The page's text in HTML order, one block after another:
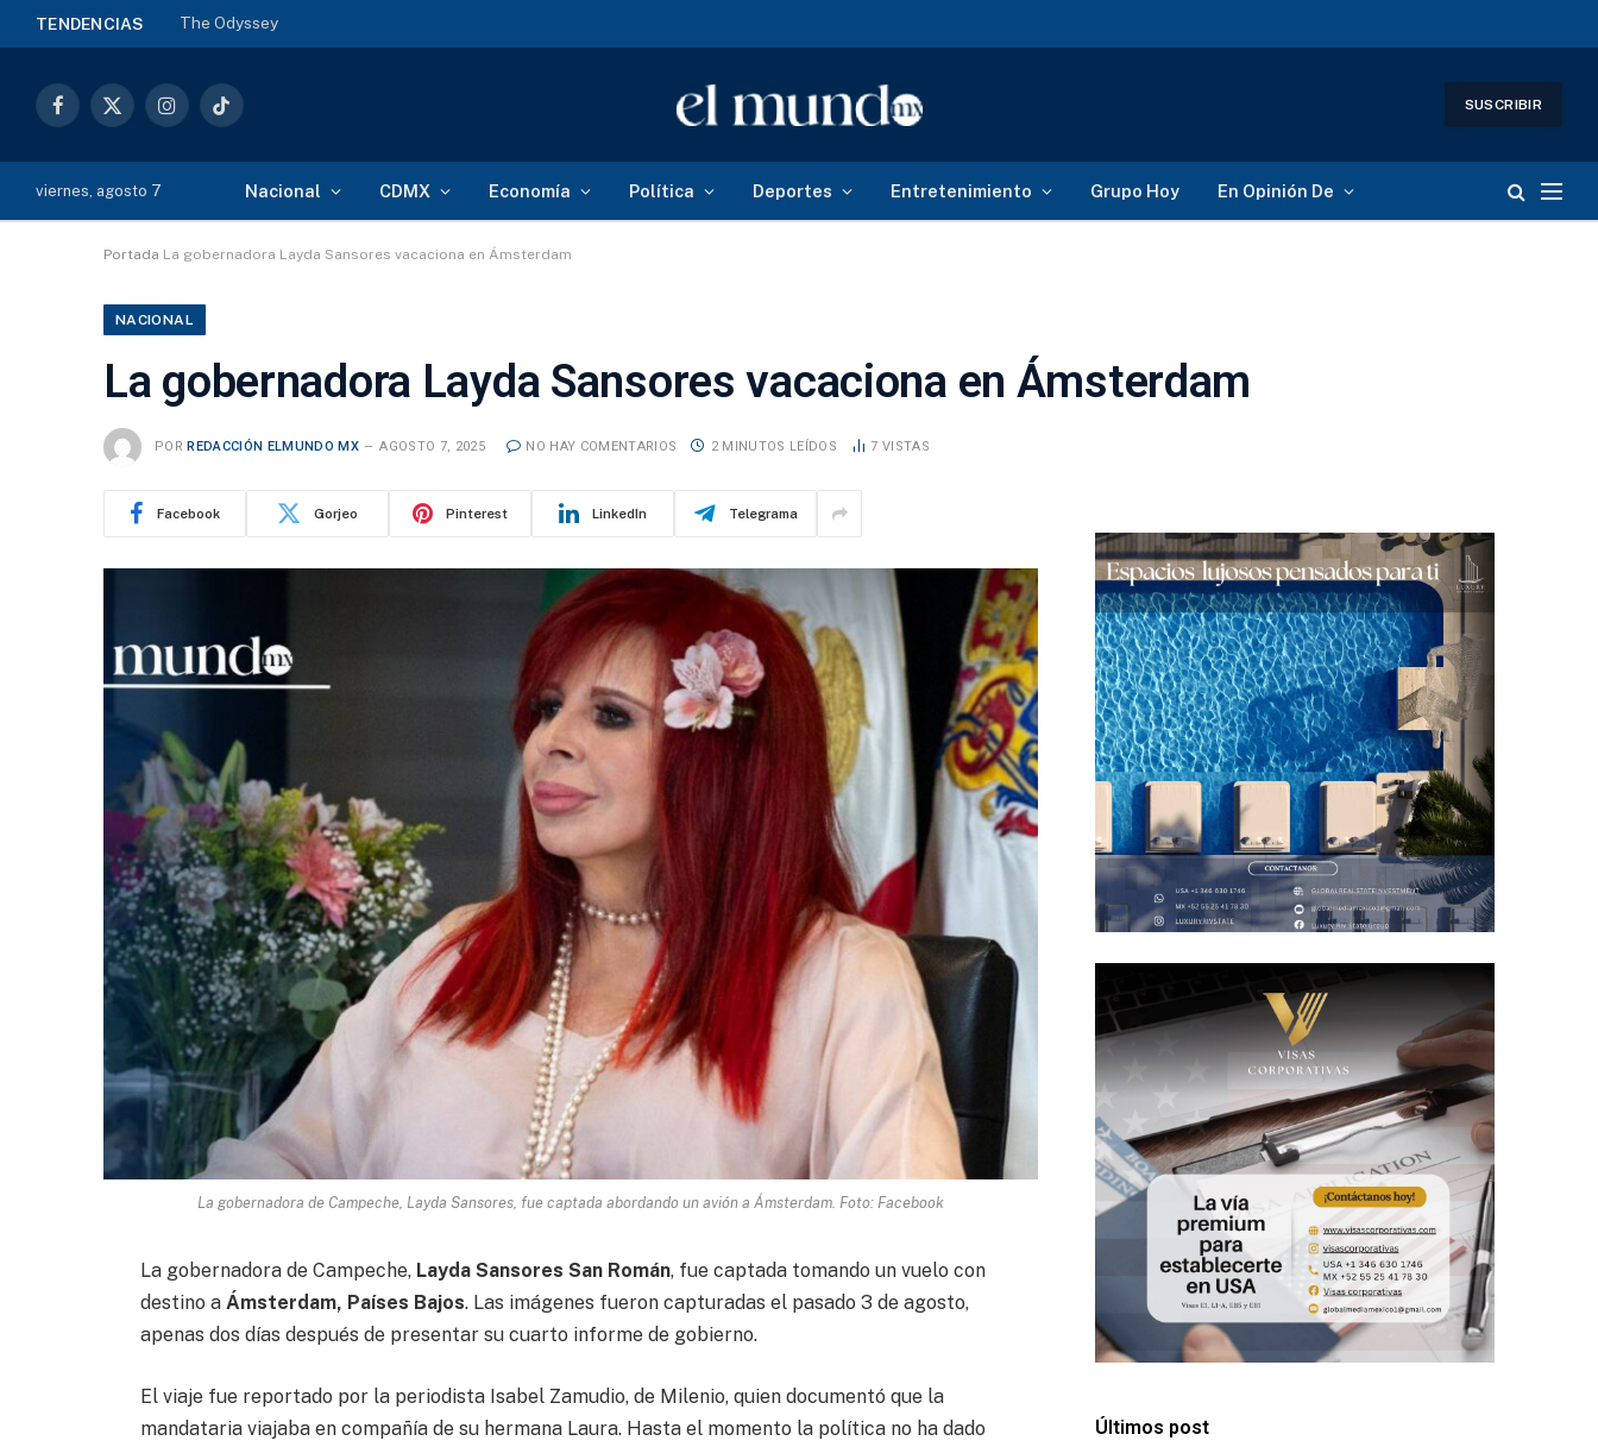
TENDENCIAS The Odyssey
Facebook
X
InstagramTikTok
SUSCRIBIR
viernes, agosto 7 Nacional CDMX Economía Política Deportes Entretenimiento Grupo Hoy En Opinión De
Portada La gobernadora Layda Sansores vacaciona en Ámsterdam
NACIONAL
La gobernadora Layda Sansores vacaciona en Ámsterdam
POR REDACCIÓN ELMUNDO MX AGOSTO 7, 2025 NO HAY COMENTARIOS 2 MINUTOS LEÍDOS 7 VISTAS
Facebook Gorjeo Pinterest LinkedIn Telegrama
La gobernadora de Campeche, Layda Sansores, fue captada abordando un avión a Ámsterdam. Foto: Facebook
La gobernadora de Campeche, Layda Sansores San Román, fue captada tomando un vuelo con
destino a Ámsterdam, Países Bajos. Las imágenes fueron capturadas el pasado 3 de agosto,
apenas dos días después de presentar su cuarto informe de gobierno.
El viaje fue reportado por la periodista Isabel Zamudio, de Milenio, quien documentó que la
mandataria viajaba en compañía de su hermana Laura. Hasta el momento la política no ha dado
Últimos post